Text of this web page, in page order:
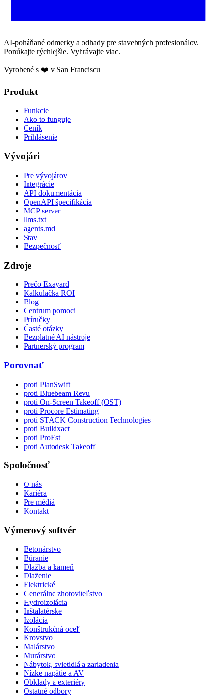
AI-poháňané odmerky a odhady pre stavebných profesionálov.
Ponúkajte rýchlejšie. Vyhrávajte viac.
Vyrobené s ❤️ v San Franciscu
Produkt
Funkcie
Ako to funguje
Ceník
Prihlásenie
Vývojári
Pre vývojárov
Integrácie
API dokumentácia
OpenAPI špecifikácia
MCP server
llms.txt
agents.md
Stav
Bezpečnosť
Zdroje
Prečo Exayard
Kalkulačka ROI
Blog
Centrum pomoci
Príručky
Časté otázky
Bezplatné AI nástroje
Partnerský program
Porovnať
proti PlanSwift
proti Bluebeam Revu
proti On-Screen Takeoff (OST)
proti Procore Estimating
proti STACK Construction Technologies
proti Buildxact
proti ProEst
proti Autodesk Takeoff
Spoločnosť
O nás
Kariéra
Pre médiá
Kontakt
Výmerový softvér
Betonárstvo
Búranie
Dlažba a kameň
Dlaženie
Elektrické
Generálne zhotoviteľstvo
Hydroizolácia
Inštalatérske
Izolácia
Konštrukčná oceľ
Krovstvo
Malárstvo
Murárstvo
Nábytok, svietidlá a zariadenia
Nízke napätie a AV
Obklady a exteriéry
Ostatné odbory